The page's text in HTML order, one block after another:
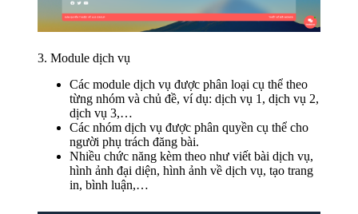
3. Module dịch vụ
Các module dịch vụ được phân loại cụ thể theo
từng nhóm và chủ đề, ví dụ: dịch vụ 1, dịch vụ 2,
dịch vụ 3,…
Các nhóm dịch vụ được phân quyền cụ thể cho
người phụ trách đăng bài.
Nhiều chức năng kèm theo như viết bài dịch vụ,
hình ảnh đại diện, hình ảnh về dịch vụ, tạo trang
in, bình luận,…